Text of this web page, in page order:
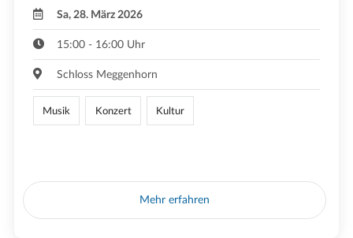
Sa, 28. März 2026
15:00 - 16:00 Uhr
Schloss Meggenhorn
Musik Konzert Kultur
Mehr erfahren